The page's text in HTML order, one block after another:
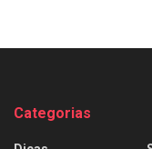
Categorias